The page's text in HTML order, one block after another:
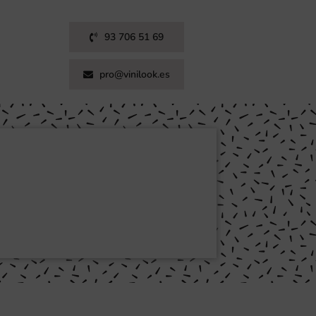
93 706 51 69
pro@vinilook.es